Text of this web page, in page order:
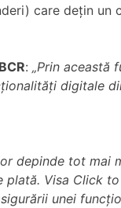
care dețin
: „Prin această
digitale
depinde tot
Visa Click
unei